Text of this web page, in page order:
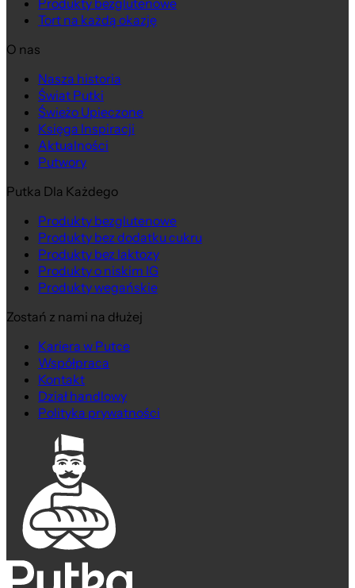
Tort na każdą okazję
O nas
Nasza historia
Świat Putki
Świeżo Upieczone
Księga Inspiracji
Aktualności
Putwory
Putka Dla Każdego
Produkty bezglutenowe
Produkty bez dodatku cukru
Produkty bez laktozy
Produkty o niskim IG
Produkty wegańskie
Zostań z nami na dłużej
Kariera w Putce
Współpraca
Kontakt
Dział handlowy
Polityka prywatności